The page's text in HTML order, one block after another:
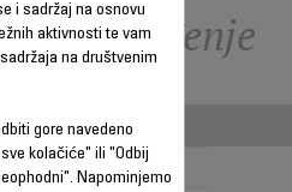
- Poređenje
i sadržaj na osnovu
aktivnosti te vam
na društvenim
gore navedeno
kolačiće" ili "Odbij
Napominjemo